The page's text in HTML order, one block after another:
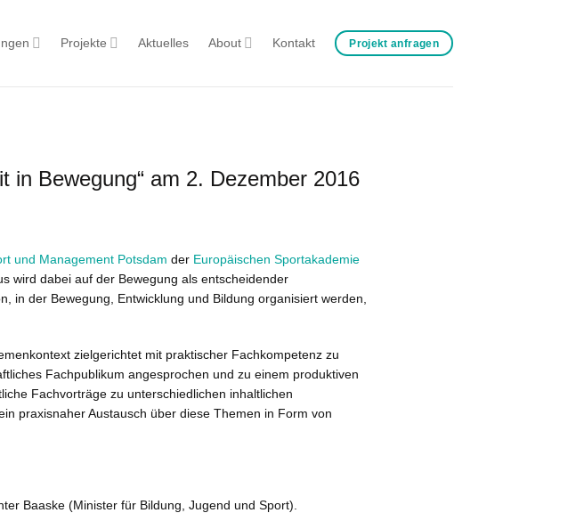
Projekte Aktuelles About Kontakt Projekt anfragen
in Bewegung“ am 2. Dezember 2016
und Management Potsdam der Europäischen Sportakademie
wird dabei auf der Bewegung als entscheidender
in der Bewegung, Entwicklung und Bildung organisiert werden,
zielgerichtet mit praktischer Fachkompetenz zu
Fachpublikum angesprochen und zu einem produktiven
Fachvorträge zu unterschiedlichen inhaltlichen
praxisnaher Austausch über diese Themen in Form von
Baaske (Minister für Bildung, Jugend und Sport).